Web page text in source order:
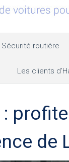
Sécurité routière
Les clients
de